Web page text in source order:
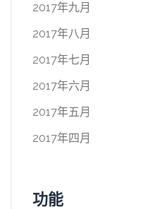
2017年九月
2017年八月
2017年七月
2017年六月
2017年五月
2017年四月
功能